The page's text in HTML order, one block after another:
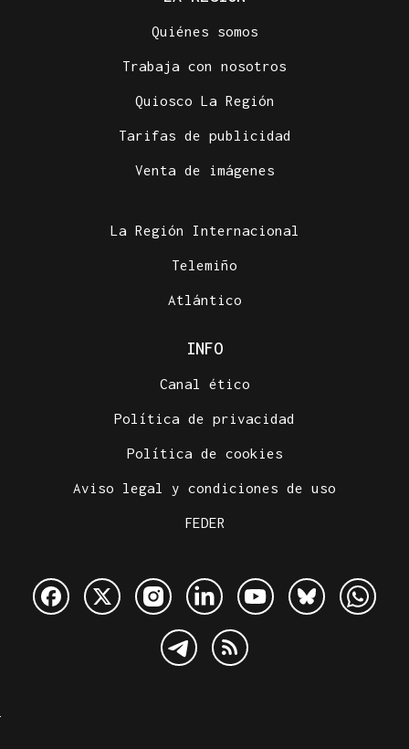
Quiénes somos
Trabaja con nosotros
Quiosco La Región
Tarifas de publicidad
Venta de imágenes
La Región Internacional
Telemiño
Atlántico
INFO
Canal ético
Política de privacidad
Política de cookies
Aviso legal y condiciones de uso
FEDER